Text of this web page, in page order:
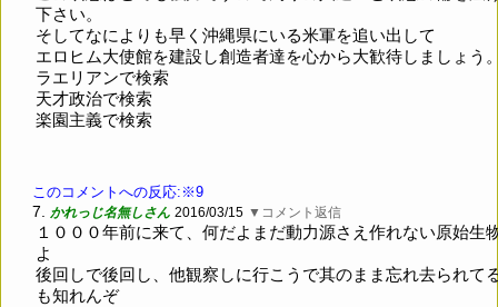
下さい。
そしてなによりも早く沖縄県にいる米軍を追い出して
エロヒム大使館を建設し創造者達を心から大歓待しましょう
ラエリアンで検索
天才政治で検索
楽園主義で検索
このコメントへの反応:※9
7. かれっじ名無しさん 2016/03/15 ▼コメント返信
１０００年前に来て、何だよまだ動力源さえ作れない原始生
よ
後回しで後回し、他観察しに行こうで其のまま忘れ去られて
も知れんぞ